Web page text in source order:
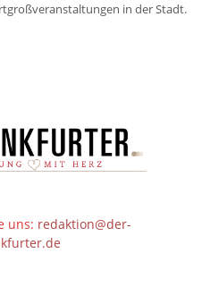
in der Stadt.
uns: redaktion@der-